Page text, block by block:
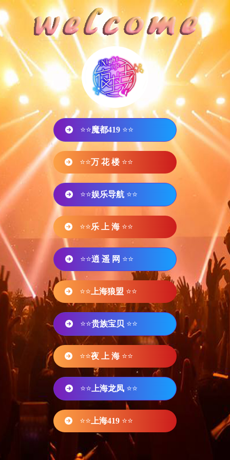
⭐⭐魔都419 ⭐⭐
⭐⭐万 花 楼 ⭐⭐
⭐⭐娱乐导航 ⭐⭐
⭐⭐乐 上 海 ⭐⭐
⭐⭐逍 遥 网 ⭐⭐
⭐⭐ 上海狼盟 ⭐⭐
⭐⭐贵族宝贝 ⭐⭐
⭐⭐夜 上 海 ⭐⭐
⭐⭐ 上海龙凤 ⭐⭐
⭐⭐ 上海419 ⭐⭐